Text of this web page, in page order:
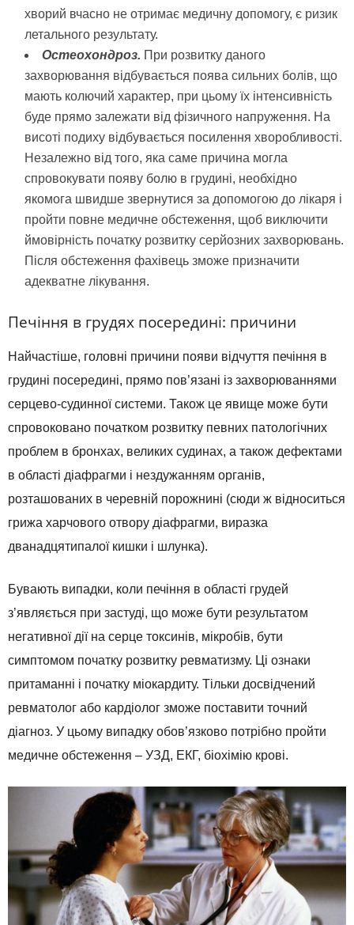
хворий вчасно не отримає медичну допомогу, є ризик
летального результату.
Остеохондроз. При розвитку даного
захворювання відбувається поява сильних болів, що
мають колючий характер, при цьому їх інтенсивність
буде прямо залежати від фізичного напруження. На
висоті подиху відбувається посилення хворобливості.
Незалежно від того, яка саме причина могла
спровокувати появу болю в грудині, необхідно
якомога швидше звернутися за допомогою до лікаря і
пройти повне медичне обстеження, щоб виключити
ймовірність початку розвитку серйозних захворювань.
Після обстеження фахівець зможе призначити
адекватне лікування.
Печіння в грудях посередині: причини
Найчастіше, головні причини появи відчуття печіння в
грудині посередині, прямо пов’язані із захворюваннями
серцево-судинної системи. Також це явище може бути
спровоковано початком розвитку певних патологічних
проблем в бронхах, великих судинах, а також дефектами
в області діафрагми і нездужанням органів,
розташованих в черевній порожнині (сюди ж відноситься
грижа харчового отвору діафрагми, виразка
дванадцятипалої кишки і шлунка).
Бувають випадки, коли печіння в області грудей
з’являється при застуді, що може бути результатом
негативної дії на серце токсинів, мікробів, бути
симптомом початку розвитку ревматизму. Ці ознаки
притаманні і початку міокардиту. Тільки досвідчений
ревматолог або кардіолог зможе поставити точний
діагноз. У цьому випадку обов’язково потрібно пройти
медичне обстеження – УЗД, ЕКГ, біохімію крові.